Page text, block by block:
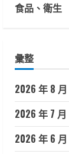
食品、衛生
彙整
2026 年 8 月
2026 年 7 月
2026 年 6 月